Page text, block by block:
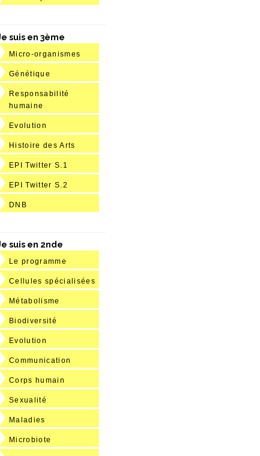
suis en 3ème
Micro-organismes
Génétique
Responsabilité
humaine
Evolution
Histoire des Arts
EPI Twitter S.1
EPI Twitter S.2
DNB
suis en 2nde
Le programme
Cellules spécialisées
Métabolisme
Biodiversité
Evolution
Communication
Corps humain
Sexualité
Maladies
Microbiote